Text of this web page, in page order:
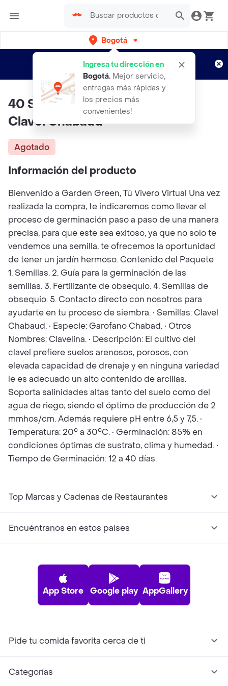
Bogotá
Ingresa tu dirección en
Bogotá. Mejor servicio,
entregas más rápidas y
los precios más
convenientes!
envíos gratis por semanas
Aplican TyC
40 Semillas Orgánicas De Flor
Clavel Chabaud
Agotado
Información del producto
Bienvenido a Garden Green, Tú Vivero Virtual Una vez
realizada la compra, te indicaremos como llevar el
proceso de germinación paso a paso de una manera
precisa, para que este sea exitoso, ya que no solo te
vendemos una semilla, te ofrecemos la oportunidad
de tener un jardín hermoso. Contenido del Paquete
1. Semillas. 2. Guía para la germinación de las
semillas. 3. Fertilizante de obsequio. 4. Semillas de
obsequio. 5. Contacto directo con nosotros para
ayudarte en tu proceso de siembra. • Semillas: Clavel
Chabaud. • Especie: Garofano Chabad. • Otros
Nombres: Clavelina. • Descripción: El cultivo del
clavel prefiere suelos arenosos, porosos, con
elevada capacidad de drenaje y en ninguna variedad
le es adecuado un alto contenido de arcillas.
Soporta salinidades altas tanto del suelo como del
agua de riego; siendo el óptimo de producción de 2
mmhos/cm. Además requiere pH entre 6,5 y 7,5. •
Temperatura: 20° a 30°C. • Germinación: 85% en
condiciones óptimas de sustrato, clima y humedad. •
Tiempo de Germinación: 12 a 40 días.
Top Marcas y Cadenas de Restaurantes
Encuéntranos en estos países
App Store Google play AppGallery
Pide tu comida favorita cerca de ti
Categorías